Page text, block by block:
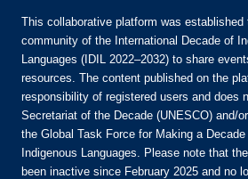
Únete a la comunidad:
ES
This collaborative platform was established
community of the International Decade of
Languages (IDIL 2022–2032) to share
resources. The content published on the
responsibility of registered users and does
Secretariat of the Decade (UNESCO) and/
the Global Task Force for Making a
Indigenous Languages. Please note that
been inactive since February 2025 and no